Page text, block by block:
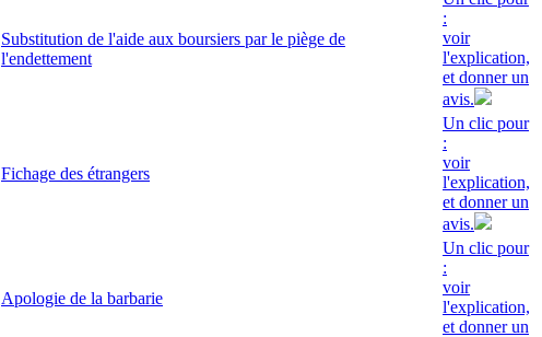
Substitution de l'aide aux boursiers par le piège de
l'endettement
:
voir
l'explication,
et donner un
avis.
Fichage des étrangers
Un clic pour
:
voir
l'explication,
et donner un
avis.
Apologie de la barbarie
Un clic pour
:
voir
l'explication,
et donner un